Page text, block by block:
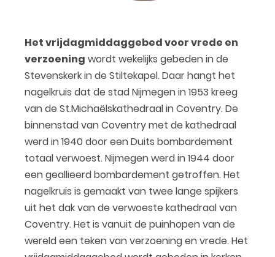
Het vrijdagmiddaggebed voor vrede en
verzoening wordt wekelijks gebeden in de
Stevenskerk in de Stiltekapel. Daar hangt het
nagelkruis dat de stad Nijmegen in 1953 kreeg
van de St.Michaëlskathedraal in Coventry. De
binnenstad van Coventry met de kathedraal
werd in 1940 door een Duits bombardement
totaal verwoest. Nijmegen werd in 1944 door
een geallieerd bombardement getroffen. Het
nagelkruis is gemaakt van twee lange spijkers
uit het dak van de verwoeste kathedraal van
Coventry. Het is vanuit de puinhopen van de
wereld een teken van verzoening en vrede. Het